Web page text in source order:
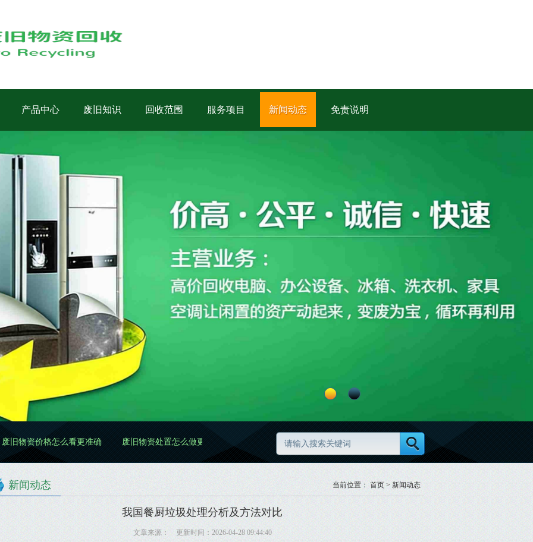
产品中心 废旧知识 回收范围 服务项目 新闻动态 免责说明
么看更准确 废旧物资处置怎么做更规范 废旧物资清理怎么做更高效更规范 废旧物资分类怎么做更规范
新闻动态 当前位置： 首页 > 新闻动态
我国餐厨垃圾处理分析及方法对比
文章来源： 更新时间：2026-04-28 09:44:40